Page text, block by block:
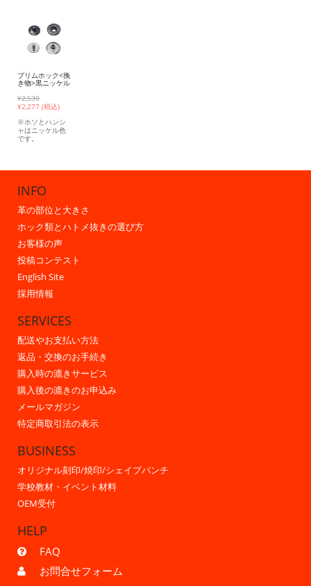
プリムホック<挽
き物>黒ニッケル
¥2,530
¥2,277 (税込)
※ホソとハンシ
ャはニッケル色
です。
INFO
革の部位と大きさ
ホック類とハトメ抜きの選び方
お客様の声
投稿コンテスト
English Site
採用情報
SERVICES
配送やお支払い方法
返品・交換のお手続き
購入時の漉きサービス
購入後の漉きのお申込み
メールマガジン
特定商取引法の表示
BUSINESS
オリジナル刻印/焼印/シェイプパンチ
学校教材・イベント材料
OEM受付
HELP
FAQ
お問合せフォーム